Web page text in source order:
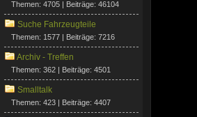
Themen: 4705 | Beiträge: 46104
Suche Fahrzeugteile
Themen: 1577 | Beiträge: 7216
Archiv - Treffen
Themen: 362 | Beiträge: 4501
Smalltalk
Themen: 423 | Beiträge: 4407